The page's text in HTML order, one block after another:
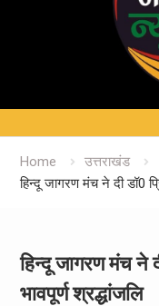
Home
उत्तराखंड
हिन्दू जागरण मंच ने दी डॉ0
हिन्दू जागरण मंच ने
भावपूर्ण श्रद्धांजलि